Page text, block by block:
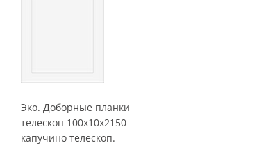
Эко. Доборные планки
телескоп 100x10x2150
капучино телескоп.